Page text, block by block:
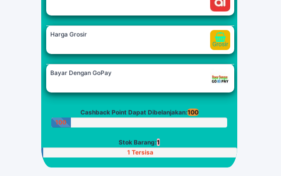
Harga Grosir
Bayar Dengan GoPay
Cashback Point Dapat Dibelanjakan:100
100
Stok Barang:1
1 Tersisa